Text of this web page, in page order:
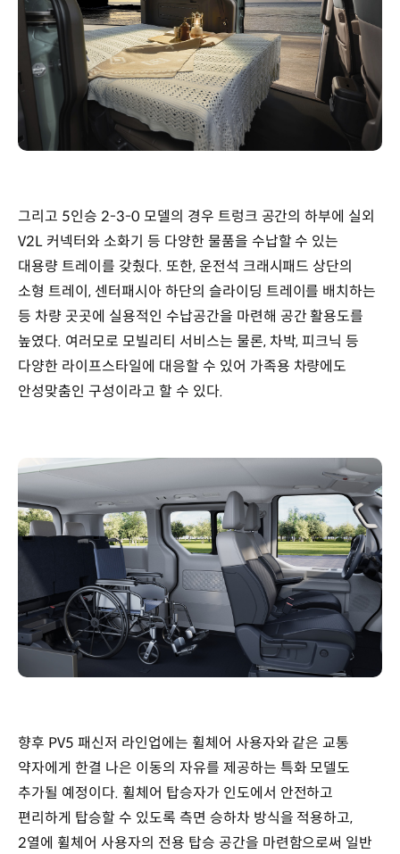
그리고 5인승 2-3-0 모델의 경우 트렁크 공간의 하부에 실외
V2L 커넥터와 소화기 등 다양한 물품을 수납할 수 있는
대용량 트레이를 갖췄다. 또한, 운전석 크래시패드 상단의
소형 트레이, 센터패시아 하단의 슬라이딩 트레이를 배치하는
등 차량 곳곳에 실용적인 수납공간을 마련해 공간 활용도를
높였다. 여러모로 모빌리티 서비스는 물론, 차박, 피크닉 등
다양한 라이프스타일에 대응할 수 있어 가족용 차량에도
안성맞춤인 구성이라고 할 수 있다.
향후 PV5 패신저 라인업에는 휠체어 사용자와 같은 교통
약자에게 한결 나은 이동의 자유를 제공하는 특화 모델도
추가될 예정이다. 휠체어 탑승자가 인도에서 안전하고
편리하게 탑승할 수 있도록 측면 승하차 방식을 적용하고,
2열에 휠체어 사용자의 전용 탑승 공간을 마련함으로써 일반